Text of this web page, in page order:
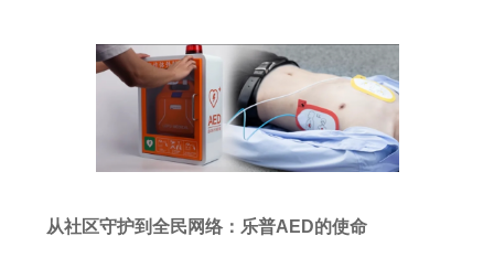
从社区守护到全民网络：乐普AED的使命